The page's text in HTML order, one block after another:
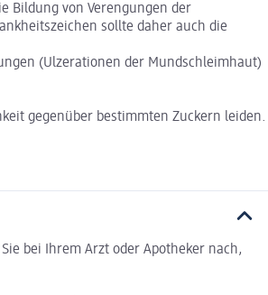
Bildung von Verengungen der
sollte daher auch die
(Ulzerationen der Mundschleimhaut)
gegenüber bestimmten Zuckern leiden.
bei Ihrem Arzt oder Apotheker nach,